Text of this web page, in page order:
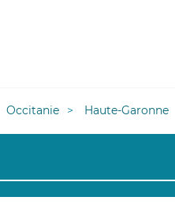
Occitanie Haute-Garonne